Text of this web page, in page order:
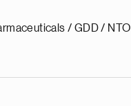
/ GDD /